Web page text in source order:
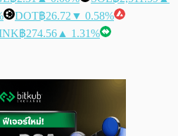
DOT฿26.72 ▼ 0.58%
฿274.56 ▲ 1.31%